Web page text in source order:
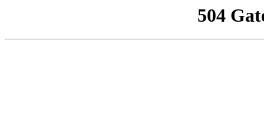
504